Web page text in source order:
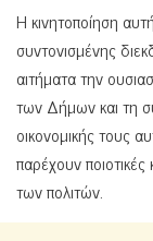
Η κινητοποίηση
συντονισμένης
αιτήματα την
των Δήμων και τη
οικονομικής τους
παρέχουν
των πολιτών.